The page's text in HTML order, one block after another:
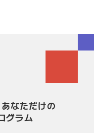
なただけの
グラム